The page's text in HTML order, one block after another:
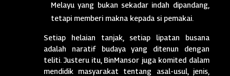
Melayu yang bukan sekadar indah dipandang,
tetapi memberi makna kepada si pemakai.
Setiap helaian tanjak, setiap lipatan busana
adalah naratif budaya yang ditenun dengan
teliti. Justeru itu, BinMansor juga komited dalam
mendidik masyarakat tentang asal-usul, jenis,